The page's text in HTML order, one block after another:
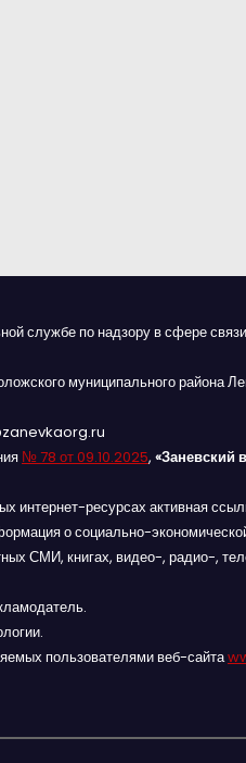
службе по надзору в сфере
муниципального района
№ 78 от 09.10.2025, «Заневский
интернет-ресурсах активная
о социально-
СМИ, книгах, видео-, радио-,
пользователями веб-сайта